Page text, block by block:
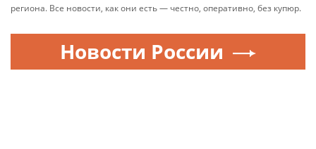
региона. Все новости, как они есть — честно, оперативно, без купюр.
Новости России